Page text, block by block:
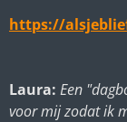
https://
Laura: Een
voor mij zodat ik